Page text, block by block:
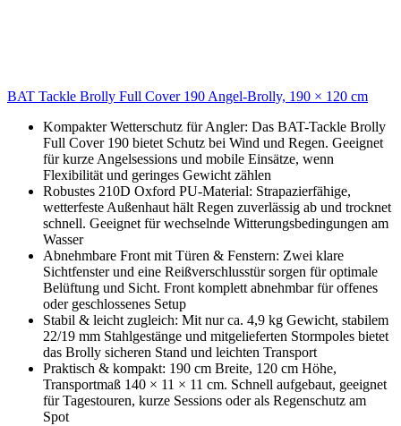
BAT Tackle Brolly Full Cover 190 Angel-Brolly, 190 × 120 cm
Kompakter Wetterschutz für Angler: Das BAT-Tackle Brolly
Full Cover 190 bietet Schutz bei Wind und Regen. Geeignet
für kurze Angelsessions und mobile Einsätze, wenn
Flexibilität und geringes Gewicht zählen
Robustes 210D Oxford PU-Material: Strapazierfähige,
wetterfeste Außenhaut hält Regen zuverlässig ab und trocknet
schnell. Geeignet für wechselnde Witterungsbedingungen am
Wasser
Abnehmbare Front mit Türen & Fenstern: Zwei klare
Sichtfenster und eine Reißverschlusstür sorgen für optimale
Belüftung und Sicht. Front komplett abnehmbar für offenes
oder geschlossenes Setup
Stabil & leicht zugleich: Mit nur ca. 4,9 kg Gewicht, stabilem
22/19 mm Stahlgestänge und mitgelieferten Stormpoles bietet
das Brolly sicheren Stand und leichten Transport
Praktisch & kompakt: 190 cm Breite, 120 cm Höhe,
Transportmaß 140 × 11 × 11 cm. Schnell aufgebaut, geeignet
für Tagestouren, kurze Sessions oder als Regenschutz am
Spot